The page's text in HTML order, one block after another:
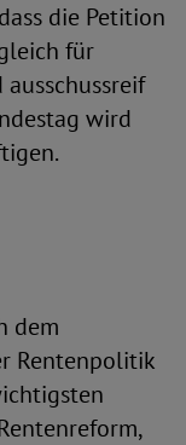
die Petition
für
wird
dem
Rentenpolitik